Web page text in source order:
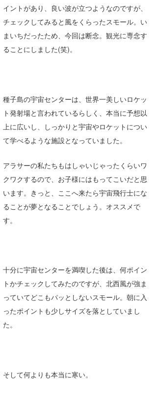
イントがあり、良い波が立つようなのですが、
チェックしてみると風をくらったスモール。い
まいちだったため、今回は断念。観光に専念す
ることにしました(笑)。
種子島の宇宙センターは、世界一美しいロケッ
ト発射場と言われているらしく、本当に予想以
上に広いし、しっかりと宇宙やロケットについ
て学べるような施設となっていました。
アラサーの私たちもはしゃいじゃったくらいワ
クワクするので、お子様にはもってこいだと思
います。きっと、ここへ来たら宇宙飛行士にな
ることが夢となることでしょう。オススメで
す。
十分に宇宙センターを満喫した後は、何ポイン
トかチェックしてみたのですが、北西風が強ま
っていてどこもパッとしないスモール。朝に入
ったポイントも少しサイズを落としていまし
た。
そして何よりも本当に寒い。
喜納海人
KID
KOBU
KY
S.K
VAGY
waka☆=
YUKI☆
まっきー
三輪予報士
小川予報士